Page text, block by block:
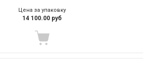
Цена за упаковку
14 100.00 руб